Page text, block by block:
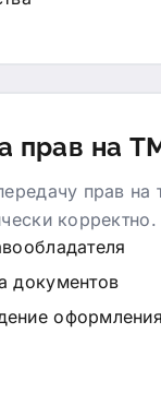
прав на
прав на
корректно.
документов